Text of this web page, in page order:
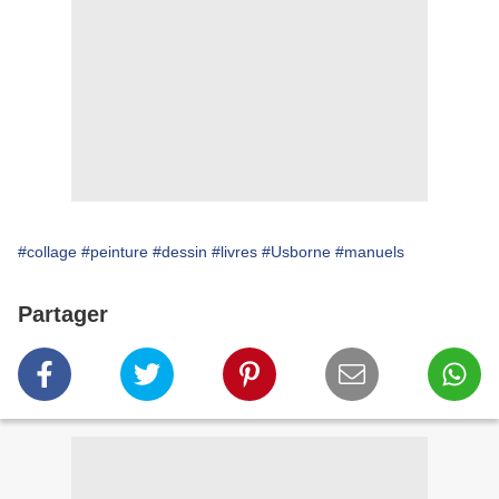
#collage #peinture #dessin #livres #Usborne #manuels
Partager